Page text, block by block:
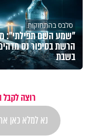
סלבס בהתחזקות
"שמע השם תפילתי":
הרשת בסיפור נס
בשבת
רוצה